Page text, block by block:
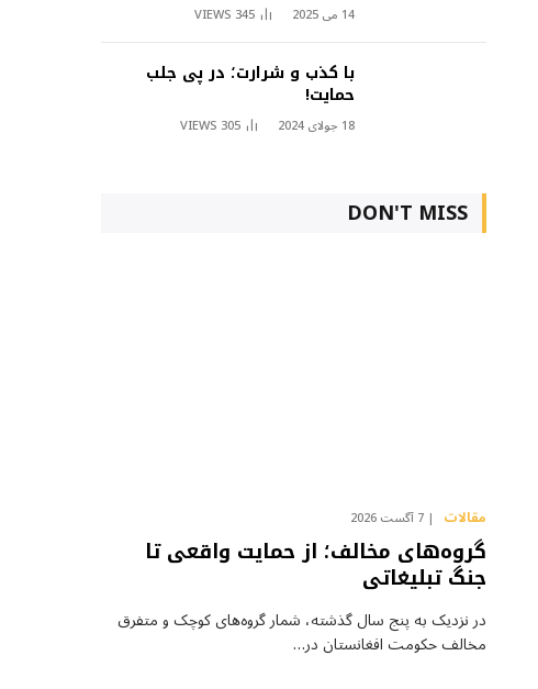
14 می 2025 345
VIEWS
با کذب و شرارت؛ در پی جلب
حمایت!
18 جولای 2024 305
VIEWS
DON'T MISS
مقالات 7 آگست 2026
گروه‌های مخالف؛ از حمایت واقعی تا
جنگ تبلیغاتی
در نزدیک به پنج سال گذشته، شمار گروه‌های کوچک و متفرق
مخالف حکومت افغانستان در…